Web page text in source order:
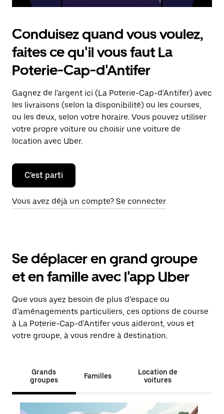
Conduisez quand vous voulez,
faites ce qu'il vous faut La
Poterie-Cap-d'Antifer
Gagnez de l'argent ici (La Poterie-Cap-d'Antifer) avec
les livraisons (selon la disponibilité) ou les courses,
ou les deux, selon votre horaire. Vous pouvez utiliser
votre propre voiture ou choisir une voiture de
location avec Uber.
C'est parti
Vous avez déjà un compte? Se connecter
Se déplacer en grand groupe
et en famille avec l'app Uber
Que vous ayez besoin de plus d’espace ou
d’aménagements particuliers, ces options de course
à La Poterie-Cap-d'Antifer vous aideront, vous et
votre groupe, à vous rendre à destination.
Grands
groupes
Familles
Location de
voitures